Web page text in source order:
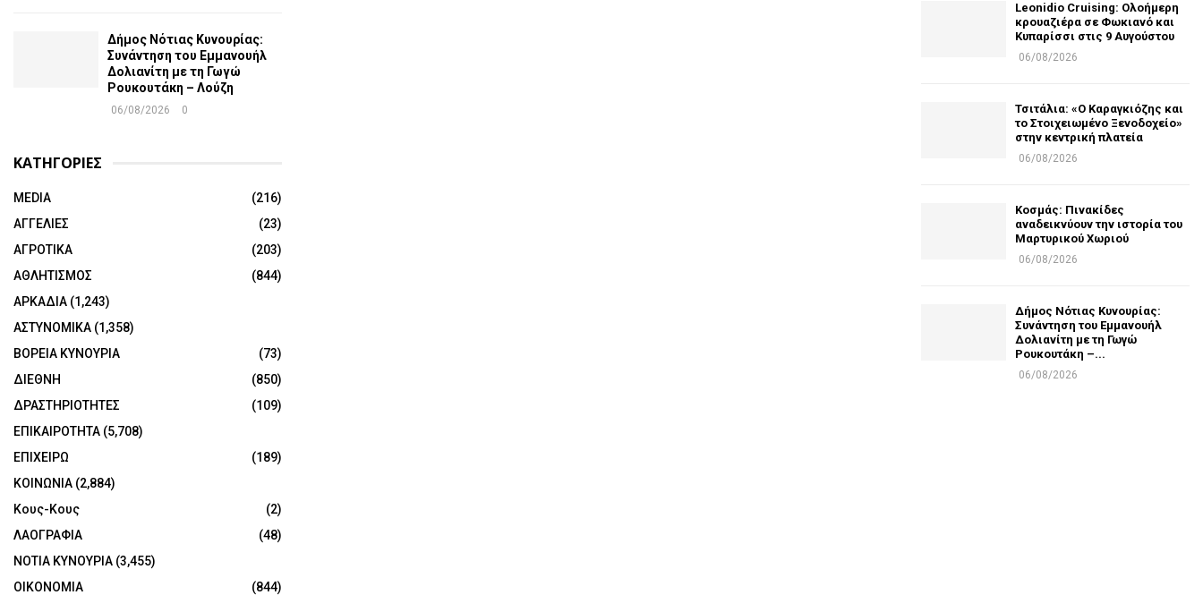
Δήμος Νότιας Κυνουρίας:
Συνάντηση του Εμμανουήλ
Δολιανίτη με τη Γωγώ
Ρουκουτάκη – Λούζη
06/08/2026 0
ΚΑΤΗΓΟΡΙΕΣ
MEDIA
(216)
ΑΓΓΕΛΙΕΣ
(23)
ΑΓΡΟΤΙΚΑ
(203)
ΑΘΛΗΤΙΣΜΟΣ
(844)
ΑΡΚΑΔΙΑ (1,243)
ΑΣΤΥΝΟΜΙΚΑ (1,358)
ΒΟΡΕΙΑ ΚΥΝΟΥΡΙΑ
(73)
ΔΙΕΘΝΗ
(850)
ΔΡΑΣΤΗΡΙΟΤΗΤΕΣ
(109)
ΕΠΙΚΑΙΡΟΤΗΤΑ (5,708)
ΕΠΙΧΕΙΡΩ
(189)
ΚΟΙΝΩΝΙΑ (2,884)
Κους-Κους
(2)
ΛΑΟΓΡΑΦΙΑ
(48)
ΝΟΤΙΑ ΚΥΝΟΥΡΙΑ (3,455)
ΟΙΚΟΝΟΜΙΑ
(844)
Leonidio Cruising: Ολοήμερη
κρουαζιέρα σε Φωκιανό και
Κυπαρίσσι στις 9 Αυγούστου
06/08/2026
Τσιτάλια: «Ο Καραγκιόζης και
το Στοιχειωμένο Ξενοδοχείο»
στην κεντρική πλατεία
06/08/2026
Κοσμάς: Πινακίδες
αναδεικνύουν την ιστορία του
Μαρτυρικού Χωριού
06/08/2026
Δήμος Νότιας Κυνουρίας:
Συνάντηση του Εμμανουήλ
Δολιανίτη με τη Γωγώ
Ρουκουτάκη –...
06/08/2026